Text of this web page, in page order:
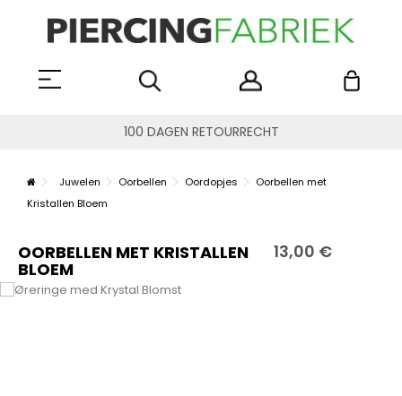
100 DAGEN RETOURRECHT
Juwelen Oorbellen Oordopjes
Oorbellen met
Kristallen Bloem
OORBELLEN MET KRISTALLEN
BLOEM
13,00 €